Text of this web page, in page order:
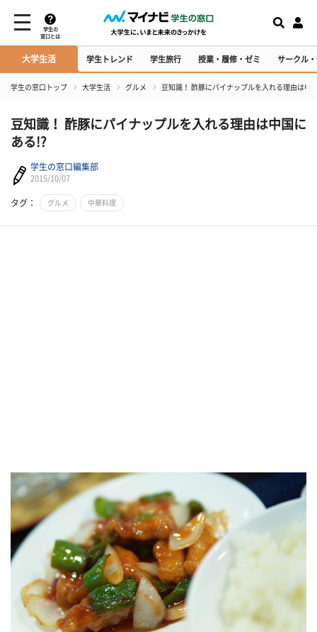
学生の
窓口とは
大学生活 学生トレンド 学生旅行 授業・履修・ゼミ サークル
学生の窓口トップ 大学生活 グルメ 豆知識！ 酢豚にパイナップルを入れる理由は中
豆知識！ 酢豚にパイナップルを入れる理由は中国に
ある!?
学生の窓口編集部
2015/10/07
タグ： グルメ 中華料理